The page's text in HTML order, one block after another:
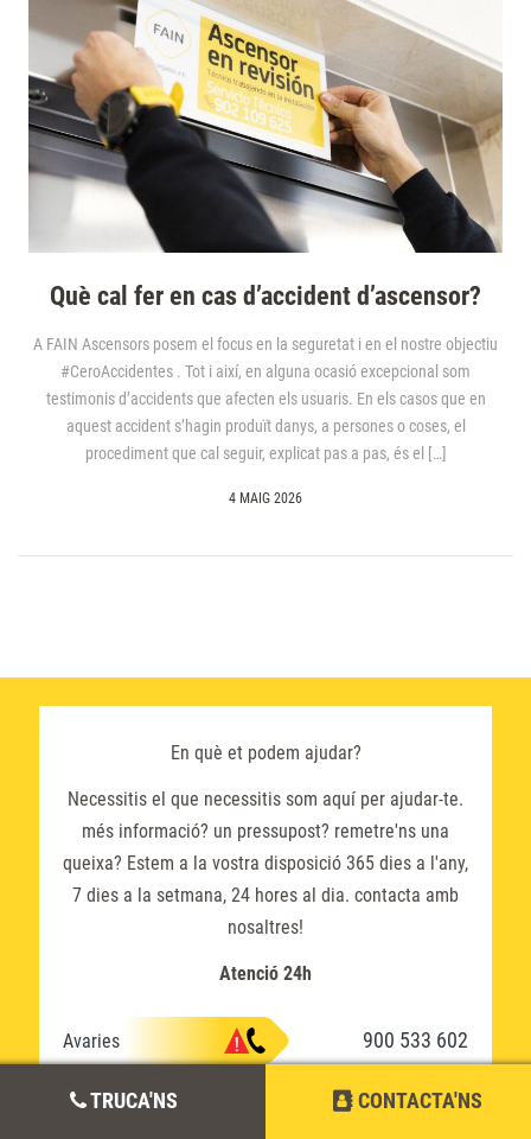
Què cal fer en cas d’accident d’ascensor?
A FAIN Ascensors posem el focus en la seguretat i en el nostre objectiu
#CeroAccidentes . Tot i així, en alguna ocasió excepcional som
testimonis d’accidents que afecten els usuaris. En els casos que en
aquest accident s’hagin produït danys, a persones o coses, el
procediment que cal seguir, explicat pas a pas, és el […]
4 MAIG 2026
TRUCA'NS CONTACTA'NS
En què et podem ajudar?
Necessitis el que necessitis som aquí per ajudar-te.
més informació? un pressupost? remetre'ns una
queixa? Estem a la vostra disposició 365 dies a l'any,
7 dies a la setmana, 24 hores al dia. contacta amb
nosaltres!
Atenció 24h
Avaries 900 533 602
Informació 900 373 282